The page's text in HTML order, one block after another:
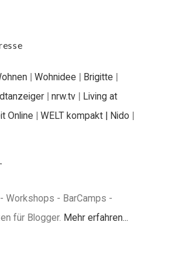
| Wohnidee | Brigitte |
| nrw.tv | Living at
Online | WELT kompakt | Nido |
Workshops - BarCamps -
für Blogger. Mehr erfahren...